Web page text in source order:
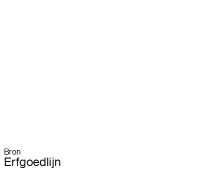
Bron
Erfgoedlijn